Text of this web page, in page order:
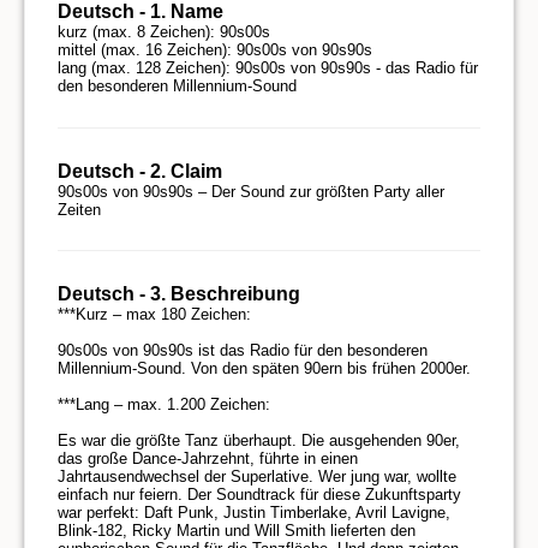
Deutsch - 1. Name
kurz (max. 8 Zeichen): 90s00s
mittel (max. 16 Zeichen): 90s00s von 90s90s
lang (max. 128 Zeichen): 90s00s von 90s90s - das Radio für
Deutsch - 2. Claim
90s00s von 90s90s – Der Sound zur größten Party aller
Zeiten
Deutsch - 3. Beschreibung
***Kurz – max 180 Zeichen:
90s00s von 90s90s ist das Radio für den besonderen
Millennium-Sound. Von den späten 90ern bis frühen 2000er.
***Lang – max. 1.200 Zeichen:
Es war die größte Tanz überhaupt. Die ausgehenden 90er,
das große Dance-Jahrzehnt, führte in einen
Jahrtausendwechsel der Superlative. Wer jung war, wollte
einfach nur feiern. Der Soundtrack für diese Zukunftsparty
war perfekt: Daft Punk, Justin Timberlake, Avril Lavigne,
Blink-182, Ricky Martin und Will Smith lieferten den